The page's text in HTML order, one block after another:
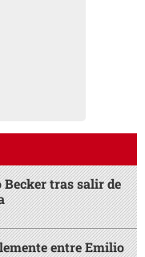
tras salir de
entre Emilio